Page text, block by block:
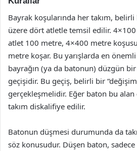
Bayrak koşularında her takım,
üzere dört atletle temsil edilir.
atlet 100 metre, 4×400 metre
metre koşar. Bu yarışlarda en
bayrağın (ya da batonun) düzgün
geçişidir. Bu geçiş, belirli bir “değişim
gerçekleşmelidir. Eğer baton bu alan
takım diskalifiye edilir.
Batonun düşmesi durumunda da
söz konusudur. Düşen baton,